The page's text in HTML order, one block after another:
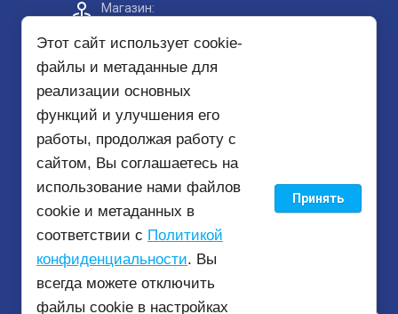
© 2020 - 2026
Магазин:​
этаж
mirbezopasnosti51@yandex.ru
Этот сайт использует cookie-
файлы и метаданные для
реализации основных
функций и улучшения его
работы, продолжая работу с
сайтом, Вы соглашаетесь на
использование нами файлов
cookie и метаданных в
соответствии с Политикой
конфиденциальности. Вы
всегда можете отключить
файлы cookie в настройках
Принять